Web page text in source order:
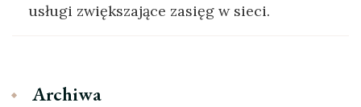
usługi zwiększające zasięg w sieci.
Archiwa